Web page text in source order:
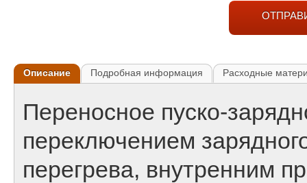
Описание Подробная информация Расходные
Переносное пуско-
переключением
перегрева, внутренним